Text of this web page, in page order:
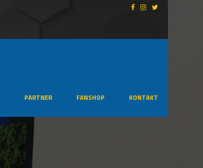
PARTNER FANSHOP KONTAKT